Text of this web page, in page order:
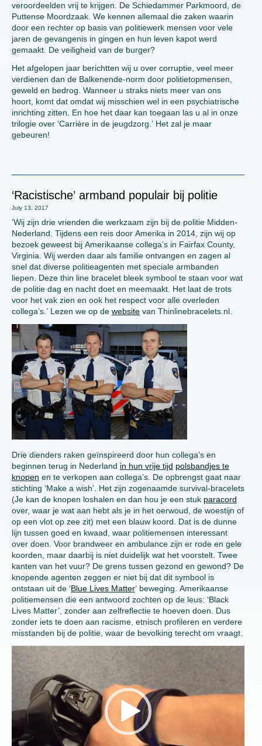
veroordeelden vrij te krijgen. De Schiedammer Parkmoord, de
Puttense Moordzaak. We kennen allemaal die zaken waarin
door een rechter op basis van politiewerk mensen voor vele
jaren de gevangenis in gingen en hun leven kapot werd
gemaakt. De veiligheid van de burger?
Het afgelopen jaar berichtten wij u over corruptie, veel meer
verdienen dan de Balkenende-norm door politietopmensen,
geweld en bedrog. Wanneer u straks niets meer van ons
hoort, komt dat omdat wij misschien wel in een psychiatrische
inrichting zitten. En hoe het daar kan toegaan las u al in onze
trilogie over ‘Carrière in de jeugdzorg.’ Het zal je maar
gebeuren!
‘Racistische’ armband populair bij politie
July 13, 2017
‘Wij zijn drie vrienden die werkzaam zijn bij de politie Midden-
Nederland. Tijdens een reis door Amerika in 2014, zijn wij op
bezoek geweest bij Amerikaanse collega’s in Fairfax County,
Virginia. Wij werden daar als familie ontvangen en zagen al
snel dat diverse politieagenten met speciale armbanden
liepen. Deze thin line bracelet bleek symbool te staan voor wat
de politie dag en nacht doet en meemaakt. Het laat de trots
voor het vak zien en ook het respect voor alle overleden
collega’s.’ Lezen we op de website van Thinlinebracelets.nl.
Drie dienders raken geïnspireerd door hun collega’s en
beginnen terug in Nederland in hun vrije tijd polsbandjes te
knopen en te verkopen aan collega’s. De opbrengst gaat naar
stichting ‘Make a wish’. Het zijn zogenaamde survival-bracelets
(Je kan de knopen loshalen en dan hou je een stuk paracord
over, waar je wat aan hebt als je in het oerwoud, de woestijn of
op een vlot op zee zit) met een blauw koord. Dat is de dunne
lijn tussen goed en kwaad, waar politiemensen interessant
over doen. Voor brandweer en ambulance zijn er rode en gele
koorden, maar daarbij is niet duidelijk wat het voorstelt. Twee
kanten van het vuur? De grens tussen gezond en gewond? De
knopende agenten zeggen er niet bij dat dit symbool is
ontstaan uit de ‘Blue Lives Matter‘ beweging. Amerikaanse
politiemensen die een antwoord zochten op de leus: ‘Black
Lives Matter’, zonder aan zelfreflectie te hoeven doen. Dus
zonder iets te doen aan racisme, etnisch profileren en verdere
misstanden bij de politie, waar de bevolking terecht om vraagt.
Player